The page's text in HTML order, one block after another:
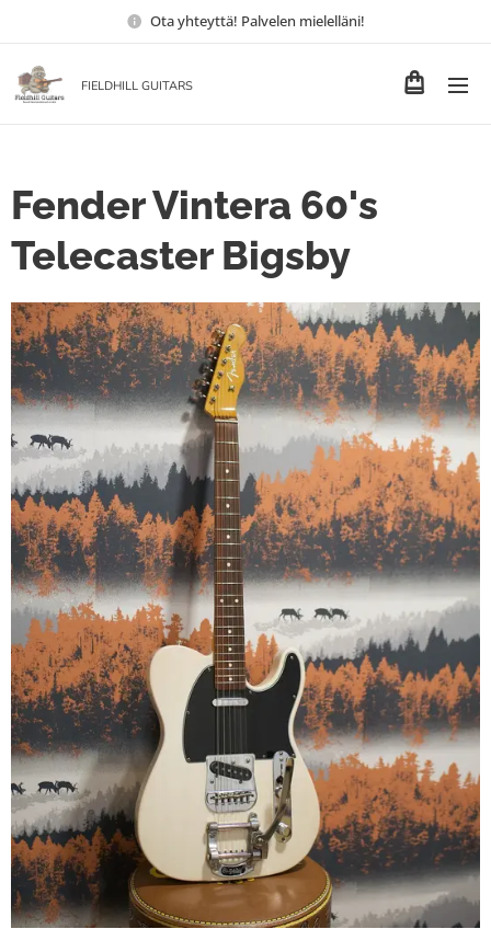
Ota yhteyttä! Palvelen mielelläni!
FIELDHILL GUITARS
Fender Vintera 60's
Telecaster Bigsby